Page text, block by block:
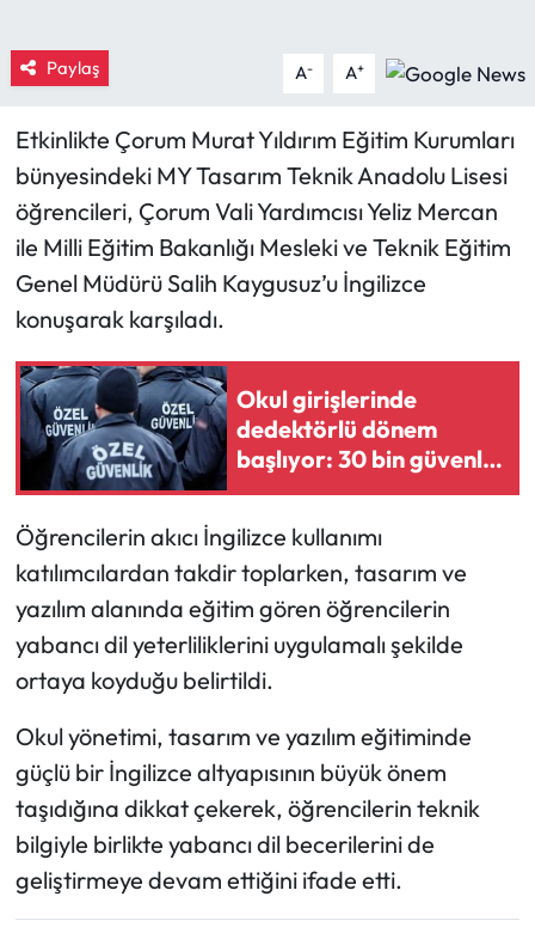
Paylaş A- A+
Etkinlikte Çorum Murat Yıldırım Eğitim Kurumları
bünyesindeki MY Tasarım Teknik Anadolu Lisesi
öğrencileri, Çorum Vali Yardımcısı Yeliz Mercan
ile Milli Eğitim Bakanlığı Mesleki ve Teknik Eğitim
Genel Müdürü Salih Kaygusuz’u İngilizce
konuşarak karşıladı.
Okul girişlerinde
dedektörlü dönem
başlıyor: 30 bin güvenlik
görevlisi geliyor
Öğrencilerin akıcı İngilizce kullanımı
katılımcılardan takdir toplarken, tasarım ve
yazılım alanında eğitim gören öğrencilerin
yabancı dil yeterliliklerini uygulamalı şekilde
ortaya koyduğu belirtildi.
Okul yönetimi, tasarım ve yazılım eğitiminde
güçlü bir İngilizce altyapısının büyük önem
taşıdığına dikkat çekerek, öğrencilerin teknik
bilgiyle birlikte yabancı dil becerilerini de
geliştirmeye devam ettiğini ifade etti.
Laçin Haberleri
Magazin
Mecitözü Haberleri
Oğuzlar Haberleri
Ortaköy Haberleri
Osmancık Haberleri
Otomotiv
Resmi İlan
Resmi Reklam
Sağlık
Siyaset
Spor
Sungurlu Haberleri
Turizm